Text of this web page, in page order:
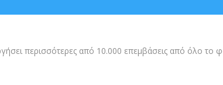
περισσότερες από 10.000 επεμβάσεις από όλο το